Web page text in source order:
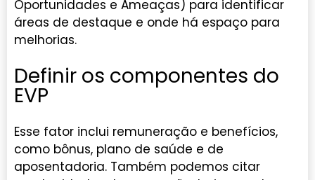
Oportunidades e Ameaças) para identificar
áreas de destaque e onde há espaço para
melhorias.
Definir os componentes do
EVP
Esse fator inclui remuneração e benefícios,
como bônus, plano de saúde e de
aposentadoria. Também podemos citar